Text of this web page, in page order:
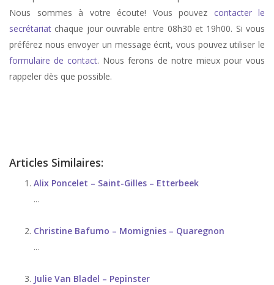
Nous sommes à votre écoute! Vous pouvez contacter le
secrétariat chaque jour ouvrable entre 08h30 et 19h00. Si vous
préférez nous envoyer un message écrit, vous pouvez utiliser le
formulaire de contact. Nous ferons de notre mieux pour vous
rappeler dès que possible.
Articles Similaires:
Alix Poncelet – Saint-Gilles – Etterbeek
...
Christine Bafumo – Momignies – Quaregnon
...
Julie Van Bladel – Pepinster